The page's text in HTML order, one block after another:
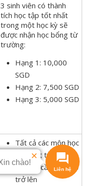
3 sinh viên có thành
tích học tập tốt nhất
trong một học kỳ sẽ
được nhận học bổng từ
trường:
Hạng 1: 10,000
SGD
Hạng 2: 7,500 SGD
Hạng 3: 5,000 SGD
Tất cả các môn học
phải đạt tỷ lệ
chuyên cần từ 90%
trở lên